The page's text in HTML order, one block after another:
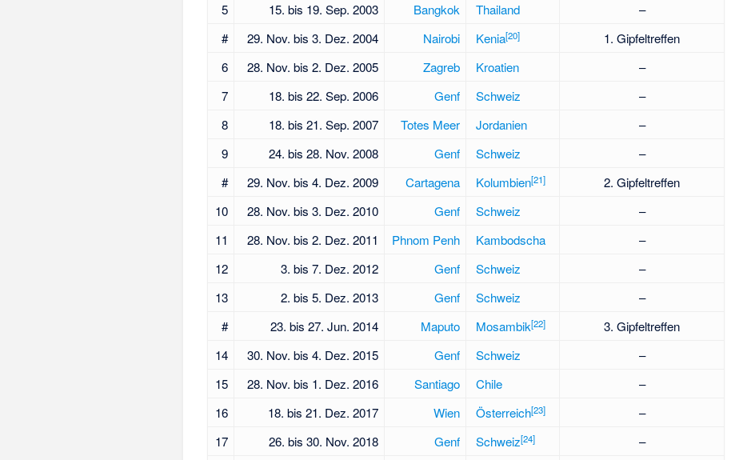
5
15. bis 19. Sep. 2003 Bangkok Thailand
–
#
29. Nov. bis 3. Dez. 2004 Nairobi Kenia[20]
1. Gipfeltreffen
6
28. Nov. bis 2. Dez. 2005 Zagreb Kroatien
–
7
18. bis 22. Sep. 2006 Genf Schweiz
–
8
18. bis 21. Sep. 2007 Totes Meer Jordanien
–
9
24. bis 28. Nov. 2008 Genf Schweiz
–
#
29. Nov. bis 4. Dez. 2009 Cartagena Kolumbien[21]
2. Gipfeltreffen
10
28. Nov. bis 3. Dez. 2010 Genf Schweiz
–
11
28. Nov. bis 2. Dez. 2011 Phnom Penh Kambodscha
–
12
3. bis 7. Dez. 2012 Genf Schweiz
–
13
2. bis 5. Dez. 2013 Genf Schweiz
–
#
23. bis 27. Jun. 2014 Maputo Mosambik[22]
3. Gipfeltreffen
14
30. Nov. bis 4. Dez. 2015 Genf Schweiz
–
15
28. Nov. bis 1. Dez. 2016 Santiago Chile
–
16
18. bis 21. Dez. 2017 Wien Österreich[23]
–
17
26. bis 30. Nov. 2018 Genf Schweiz[24] –